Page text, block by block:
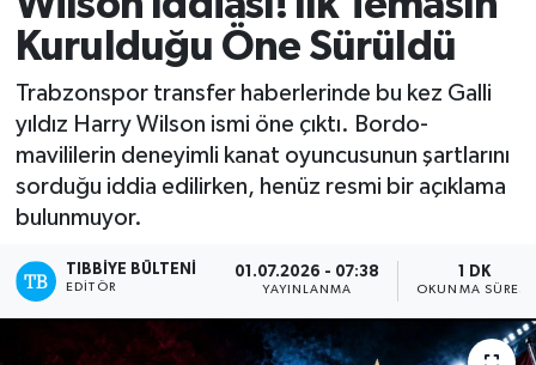
Kurulduğu Öne Sürüldü
Trabzonspor transfer haberlerinde bu kez Galli
yıldız Harry Wilson ismi öne çıktı. Bordo-
mavililerin deneyimli kanat oyuncusunun şartlarını
sorduğu iddia edilirken, henüz resmi bir açıklama
bulunmuyor.
TIBBIYE BÜLTENI
EDITÖR
01.07.2026 - 07:38
YAYINLANMA
1 DK
OKUNMA SÜRESI